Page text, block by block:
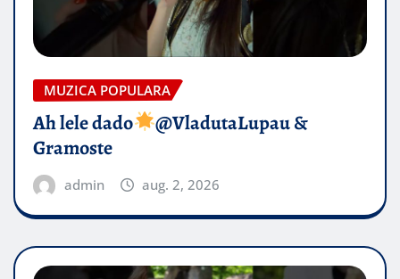
MUZICA POPULARA
Ah lele dado​
@VladutaLupau &
Gramoste
admin aug. 2, 2026